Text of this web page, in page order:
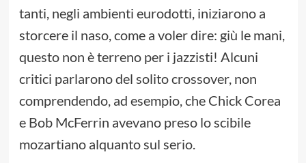
tanti, negli ambienti eurodotti, iniziarono a
storcere il naso, come a voler dire: giù le mani,
questo non è terreno per i jazzisti! Alcuni
critici parlarono del solito crossover, non
comprendendo, ad esempio, che Chick Corea
e Bob McFerrin avevano preso lo scibile
mozartiano alquanto sul serio.